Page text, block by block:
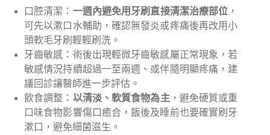
口腔清潔： 一週內避免用牙刷直接清潔治療部位 ，
可先以漱口水輔助，確認無發炎或疼痛後再改用小
頭軟毛牙刷輕輕刷洗。
牙齒敏感：術後出現輕微牙齒敏感屬正常現象，若
敏感情況持續超過一至兩週、或伴隨明顯疼痛，建
議回診讓醫師進一步評估。
飲食調整： 以清淡、軟質食物為主 ，避免硬質或重
口味食物影響傷口癒合，飯後及睡前也要確實刷牙
漱口，避免細菌滋生。